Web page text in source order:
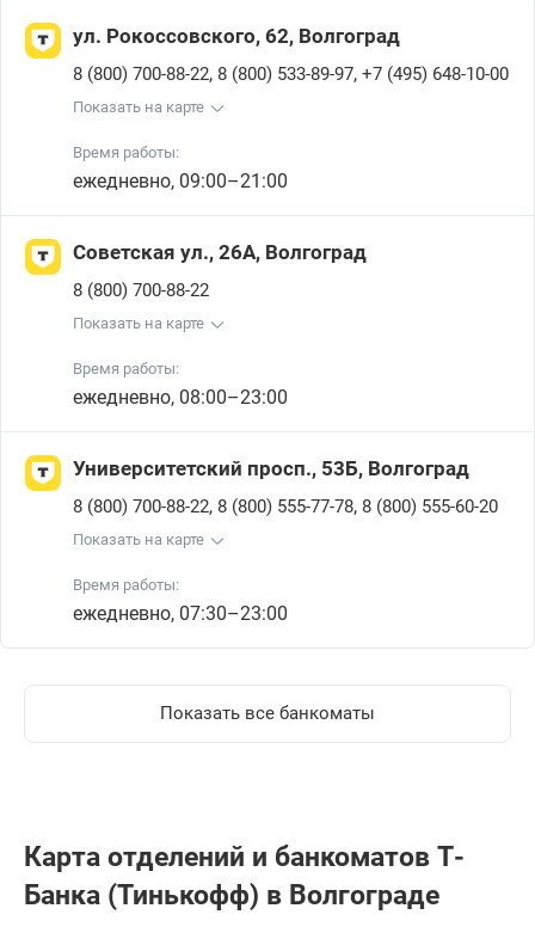
ул. Рокоссовского, 62, Волгоград
8 (800) 700-88-22, 8 (800) 533-89-97, +7 (495) 648-10-00
Показать на карте
Время работы:
ежедневно, 09:00–21:00
Советская ул., 26А, Волгоград
8 (800) 700-88-22
Показать на карте
Время работы:
ежедневно, 08:00–23:00
Университетский просп., 53Б, Волгоград
8 (800) 700-88-22, 8 (800) 555-77-78, 8 (800) 555-60-20
Показать на карте
Время работы:
ежедневно, 07:30–23:00
Показать все банкоматы
Карта отделений и банкоматов Т-
Банкa (Тинькофф) в Волгограде